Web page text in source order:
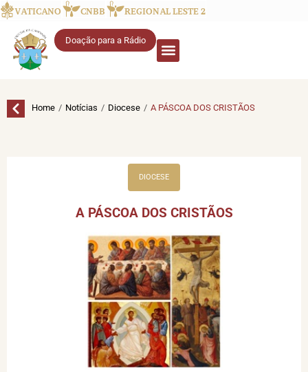
VATICANO CNBB REGIONAL LESTE 2
Doação para a Rádio
Home / Notícias / Diocese / A PÁSCOA DOS CRISTÃOS
DIOCESE
A PÁSCOA DOS CRISTÃOS